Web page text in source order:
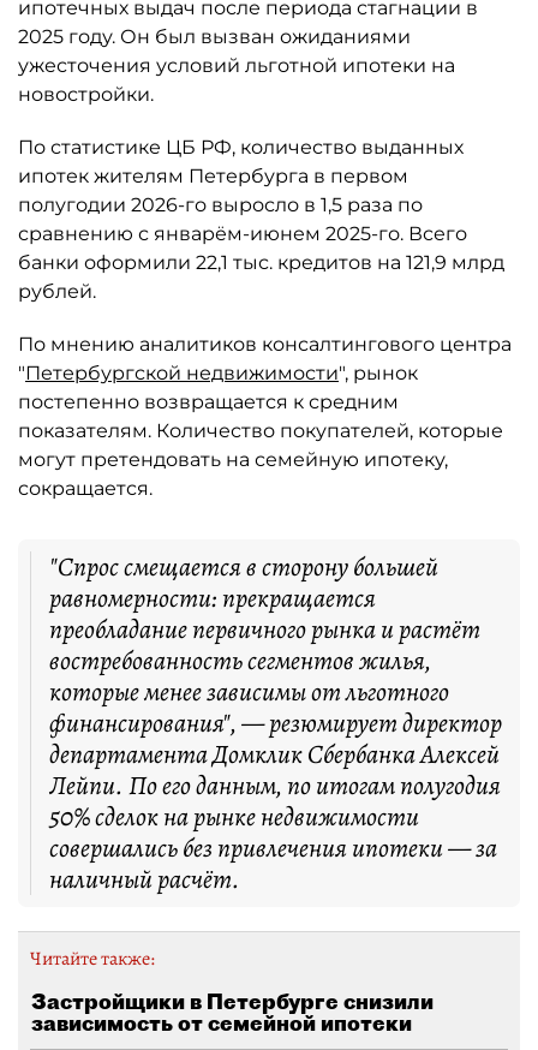
ипотечных выдач после периода стагнации в
2025 году. Он был вызван ожиданиями
ужесточения условий льготной ипотеки на
новостройки.
По статистике ЦБ РФ, количество выданных
ипотек жителям Петербурга в первом
полугодии 2026-го выросло в 1,5 раза по
сравнению с январём-июнем 2025-го. Всего
банки оформили 22,1 тыс. кредитов на 121,9 млрд
рублей.
По мнению аналитиков консалтингового центра
"Петербургской недвижимости", рынок
постепенно возвращается к средним
показателям. Количество покупателей, которые
могут претендовать на семейную ипотеку,
сокращается.
"Спрос смещается в сторону большей
равномерности: прекращается
преобладание первичного рынка и растёт
востребованность сегментов жилья,
которые менее зависимы от льготного
финансирования", — резюмирует директор
департамента Домклик Сбербанка Алексей
Лейпи. По его данным, по итогам полугодия
50% сделок на рынке недвижимости
совершались без привлечения ипотеки — за
наличный расчёт.
Читайте также:
Застройщики в Петербурге снизили
зависимость от семейной ипотеки